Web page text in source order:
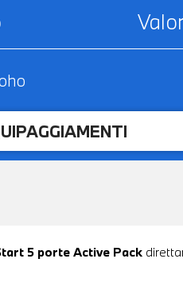
5 porte Active Pack